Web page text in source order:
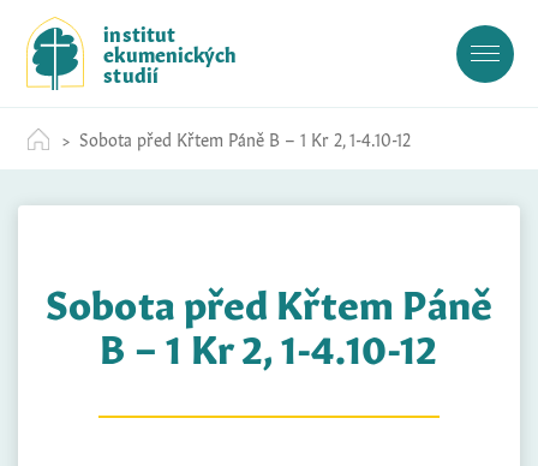
c
institut
ekumenických
studií
Sobota před Křtem Páně B – 1 Kr 2, 1-4.10-12
Sobota před Křtem Páně
B – 1 Kr 2, 1-4.10-12